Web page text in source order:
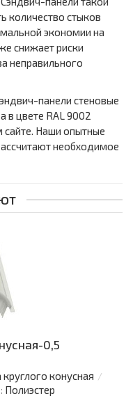
количество стыков
экономии на
снижает риски
неправильного
панели стеновые
в цвете RAL 9002
Наши опытные
необходимое
0,5
конусная
Полиэстер